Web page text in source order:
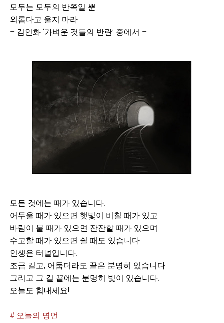
모두는 모두의 반쪽일 뿐
외롭다고 울지 마라
– 김인화 ‘가벼운 것들의 반란’ 중에서 –
모든 것에는 때가 있습니다.
어두울 때가 있으면 햇빛이 비칠 때가 있고
바람이 불 때가 있으면 잔잔할 때가 있으며
수고할 때가 있으면 쉴 때도 있습니다.
인생은 터널입니다.
조금 길고, 어둡더라도 끝은 분명히 있습니다.
그리고 그 길 끝에는 분명히 빛이 있습니다.
오늘도 힘내세요!
# 오늘의 명언